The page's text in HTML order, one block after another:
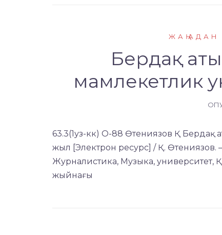
ЖАҢАДАН
Бердақ
мамлекетлик
63.3(1уз-кк) О-88 Өтениязов Қ Бердақ
жыл [Электрон ресурс] / Қ. Өтениязов.
Журналистика, Музыка, университет,
жыйнағы